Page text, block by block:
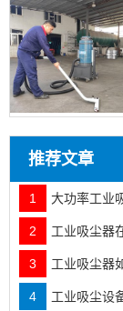
推荐文章
1 大功率工业
2 工业吸尘器
3 工业吸尘器
4 工业吸尘设